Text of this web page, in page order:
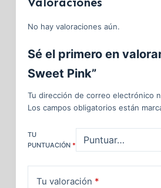
No hay valoraciones aún.
Sé el primero en
Sweet Pink”
Tu dirección de correo electrónico
Los campos obligatorios están
TU
PUNTUACIÓN *
Tu valoración *